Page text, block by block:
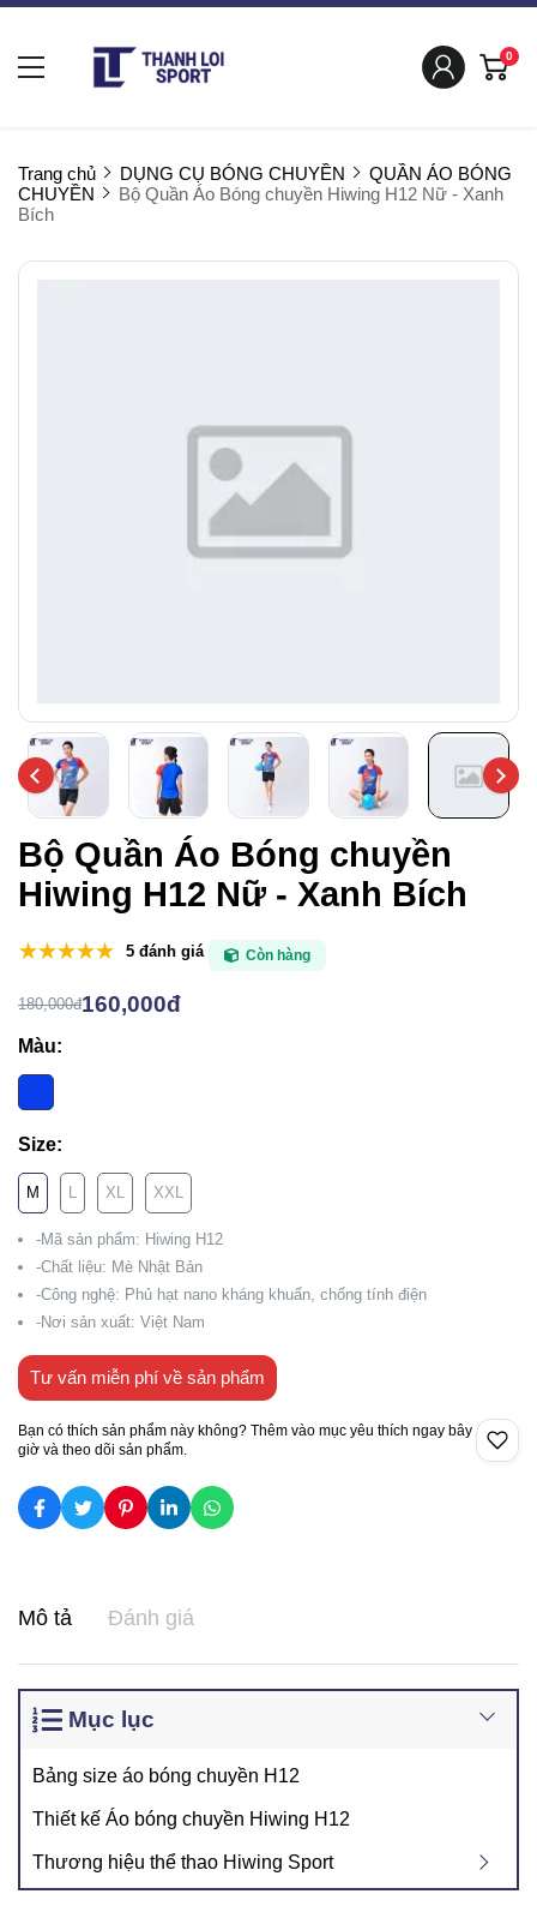
0
Trang chủ DỤNG CỤ BÓNG CHUYỀN
QUẦN ÁO BÓNG
CHUYỀN
Bộ Quần Áo Bóng chuyền Hiwing H12 Nữ - Xanh
Bích
Bộ Quần Áo Bóng chuyền
Hiwing H12 Nữ - Xanh Bích
5 đánh giá Còn hàng
180,000đ160,000đ
Màu:
Size:
M L XL XXL
-Mã sản phẩm: Hiwing H12
-Chất liệu: Mè Nhật Bản
-Công nghệ: Phủ hạt nano kháng khuẩn, chống tính điện
-Nơi sản xuất: Việt Nam
Tư vấn miễn phí về sản phẩm
Bạn có thích sản phẩm này không? Thêm vào mục yêu thích ngay bây
giờ và theo dõi sản phẩm.
Mô tả Đánh giá
Mục lục
Bảng size áo bóng chuyền H12
Thiết kế Áo bóng chuyền Hiwing H12
Thương hiệu thể thao Hiwing Sport